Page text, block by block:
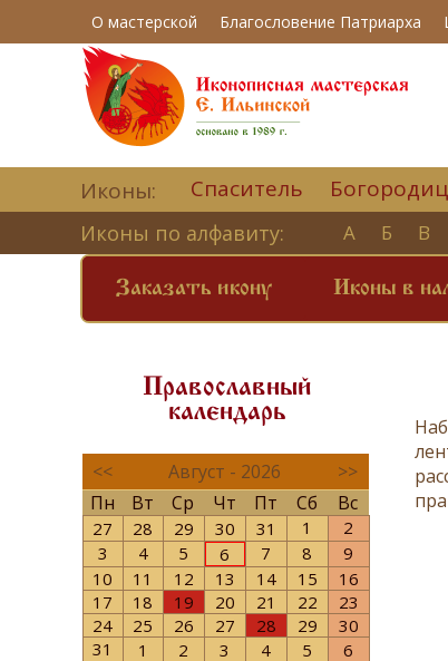
О мастерской Благословение Патриарха
Иконы: Спаситель
Иконы по алфавиту: А Б В
Заказать икону Иконы в
Православный
календарь
<< Август - 2026
>>
Пн
Вт Ср Чт Пт Сб Вс
27 28 29 30 31 1
2
3
4 5 6 7 8
9
10
11 12 13 14 15
16
17
18 19 20 21 22
23
24
25 26 27 28 29
30
31
1 2 3 4 5 6